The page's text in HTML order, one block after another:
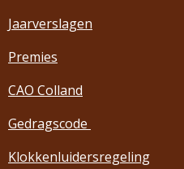
Jaarverslagen
Premies
CAO Colland
Gedragscode
Klokkenluidersregeling